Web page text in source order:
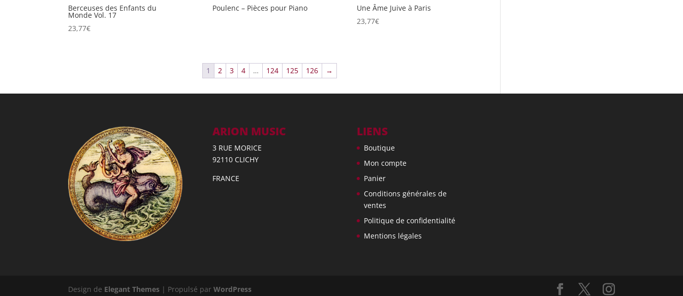
Berceuses des Enfants du
Monde Vol. 17
23,77€
Poulenc – Pièces pour Piano
Une Âme Juive à Paris
23,77€
1 2 3 4 … 124 125 126 →
ARION MUSIC
3 RUE MORICE
92110 CLICHY
FRANCE
LIENS
Boutique
Mon compte
Panier
Conditions générales de
ventes
Politique de confidentialité
Mentions légales
Design de Elegant Themes | Propulsé parWordPress